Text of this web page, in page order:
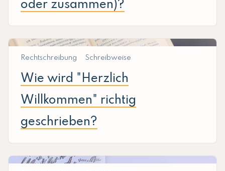
oder zusammen)?
Rechtschreibung Schreibweise
Wie wird "Herzlich
Willkommen" richtig
geschrieben?